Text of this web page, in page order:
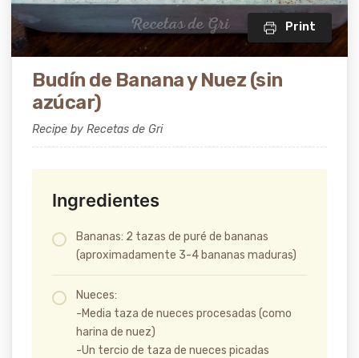
Print
Budín de Banana y Nuez (sin
azúcar)
Recipe by Recetas de Gri
Ingredientes
Bananas: 2 tazas de puré de bananas
(aproximadamente 3-4 bananas maduras)
Nueces:
-Media taza de nueces procesadas (como
harina de nuez)
-Un tercio de taza de nueces picadas